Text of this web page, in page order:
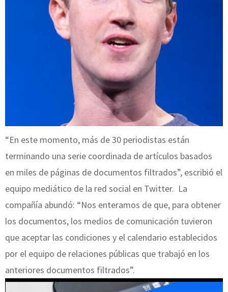
“En este momento, más de 30 periodistas están
terminando una serie coordinada de artículos basados
en miles de páginas de documentos filtrados”, escribió el
equipo mediático de la red social en Twitter. La
compañía abundó: “Nos enteramos de que, para obtener
los documentos, los medios de comunicación tuvieron
que aceptar las condiciones y el calendario establecidos
por el equipo de relaciones públicas que trabajó en los
anteriores documentos filtrados”.